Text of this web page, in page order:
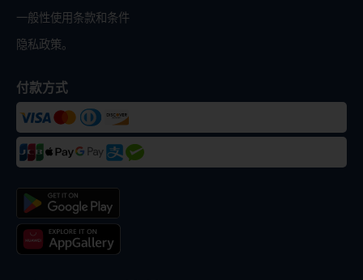
一般性使用条款和条件
隐私政策。
付款方式